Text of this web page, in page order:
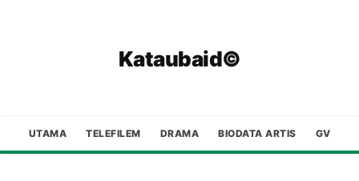
Kataubaid©
UTAMA TELEFILEM DRAMA BIODATA ARTIS GV